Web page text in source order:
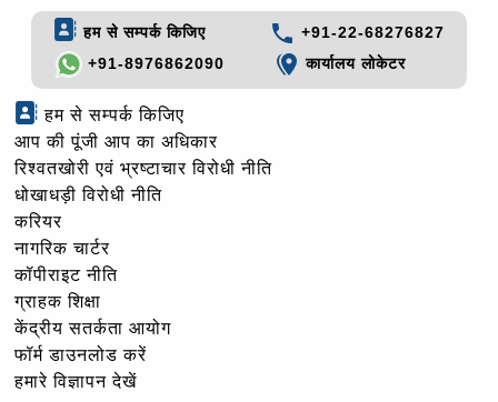
हम से सम्पर्क किजिए
+91-22-68276827
+91-8976862090
कार्यालय लोकेटर
हम से सम्पर्क किजिए
आप की पूंजी आप का अधिकार
रिश्वतखोरी एवं भ्रष्टाचार विरोधी नीति
धोखाधड़ी विरोधी नीति
करियर
नागरिक चार्टर
कॉपीराइट नीति
ग्राहक शिक्षा
केंद्रीय सतर्कता आयोग
फॉर्म डाउनलोड करें
हमारे विज्ञापन देखें